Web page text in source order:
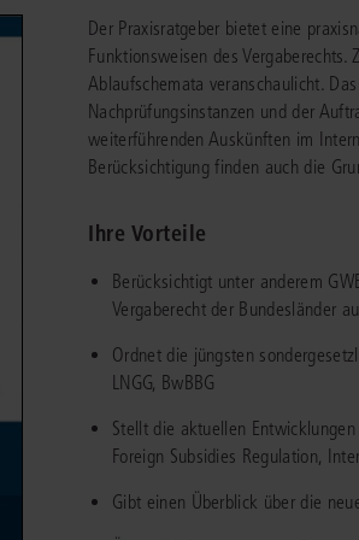
Finden Sie Lösungen und Inhalte, die zu
Arbeitsrecht
Außenwirtschaftsrecht
Compliance
Datenschutzrecht
Familienrecht
Handels- und Gesellschaftsrecht
JURIS BUSINESS
Praxisnah und intuitiv: Schutz vor
Risikenfür Unternehmen,
und Steuerberater
4466
(Mo-Do 9-18 Uhr, Fr 9-17 Uhr).
für eine erste Produktempfehlung.
Vereine und Verbände
Unternehmen
Referendariat
Studium und Hochschule
WEITERE SERVICES
FAQ
Downloads
Veranstaltungen
juris PraxisReporte
(Mo-Fr 8-18 Uhr).
Der Praxisratgeber bietet eine
Funktionsweisen des
Ablaufschemata veranschaulicht.
Nachprüfungsinstanzen und der
weiterführenden Auskünften im
Berücksichtigung finden auch die
Ihre Vorteile
Berücksichtigt unter anderem
Vergaberecht der Bundesländer
Ordnet die jüngsten
LNGG, BwBBG
Stellt die aktuellen
Foreign Subsidies Regulation,
Gibt einen Überblick über die